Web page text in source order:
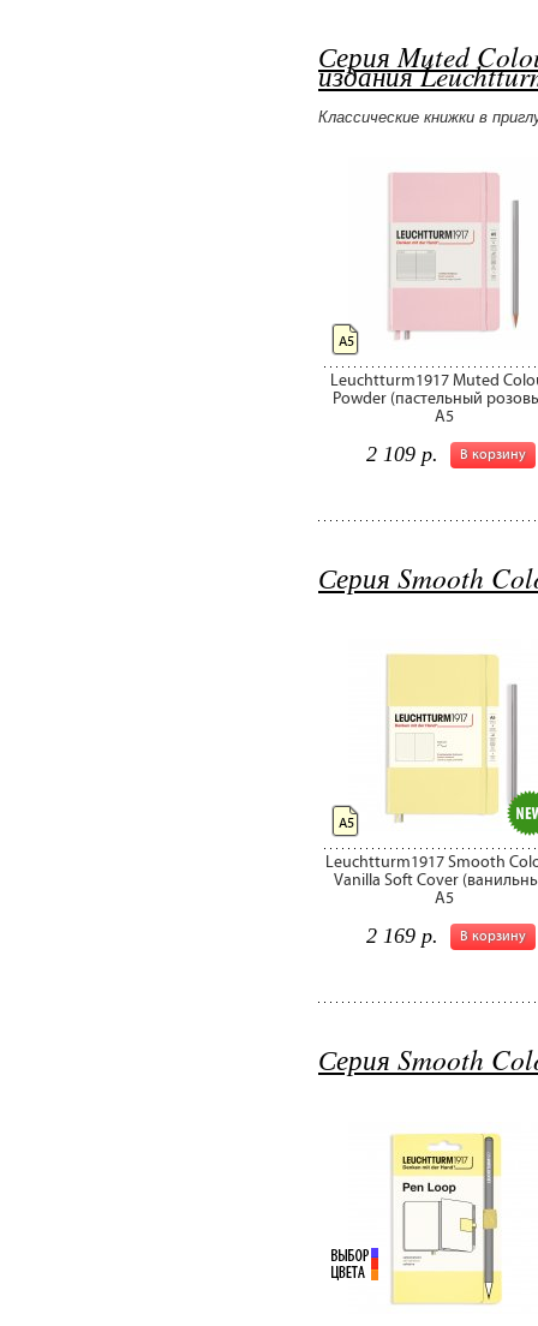
Серия Muted
издания
Классические книжки в
Leuchtturm1917 Muted
Powder (пастельный
А5
В корзину
2 109 р.
А5
Серия Smooth
Leuchtturm1917 Smooth
Vanilla Soft Cover
А5
В корзину
2 169 р.
А5
Серия Smooth